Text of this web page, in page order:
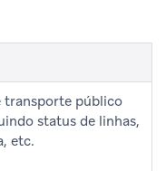
transporte público
status de linhas,
etc.